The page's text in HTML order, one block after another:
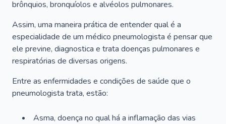
brônquios, bronquíolos e alvéolos pulmonares.
Assim, uma maneira prática de entender qual é a
especialidade de um médico pneumologista é pensar que
ele previne, diagnostica e trata doenças pulmonares e
respiratórias de diversas origens.
Entre as enfermidades e condições de saúde que o
pneumologista trata, estão:
Asma, doença no qual há a inflamação das vias